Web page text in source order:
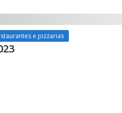
e pizzarias